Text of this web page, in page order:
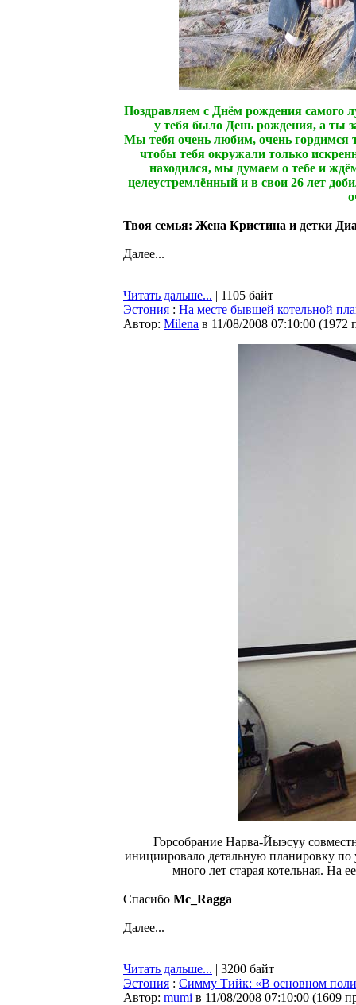
Поздравляем с Днём рождения самого
у тебя было День рождения, а ты
Мы тебя очень любим, очень гордимся
чтобы тебя окружали только
находился, мы думаем о тебе и
целеустремлённый и в свои 26 лет
Твоя семья: Жена Кристина и детки
Далее...
Читать дальше... | 1105 байт
Эстония : На месте бывшей котельной
Автор: Milena в 11/08/2008 07:10:00 (1972
Горсобрание Нарва-Йыэсуу
инициировало детальную планировку по
много лет старая котельная. На
Спасибо Mc_Ragga
Далее...
Читать дальше... | 3200 байт
Эстония : Симму Тийк: «В основном
Автор: mumi в 11/08/2008 07:10:00 (1609